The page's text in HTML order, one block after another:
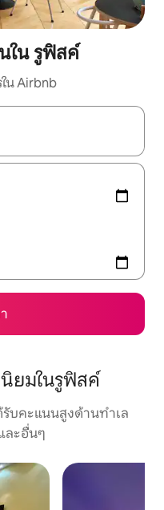
ใน รูฟิสค์
น Airbnb
ด เพื่อสำรวจผลการค้นหา
ยมในรูฟิสค์
บคะแนนสูงด้านทำเล
ละอื่นๆ